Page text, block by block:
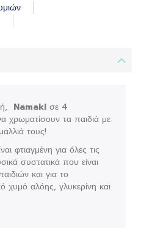
Namaki σε 4
χρωματίσουν τα παιδιά με
τους!
φτιαγμένη για όλες τις
συστατικά που είναι
και για το
χυμό αλόης, γλυκερίνη και